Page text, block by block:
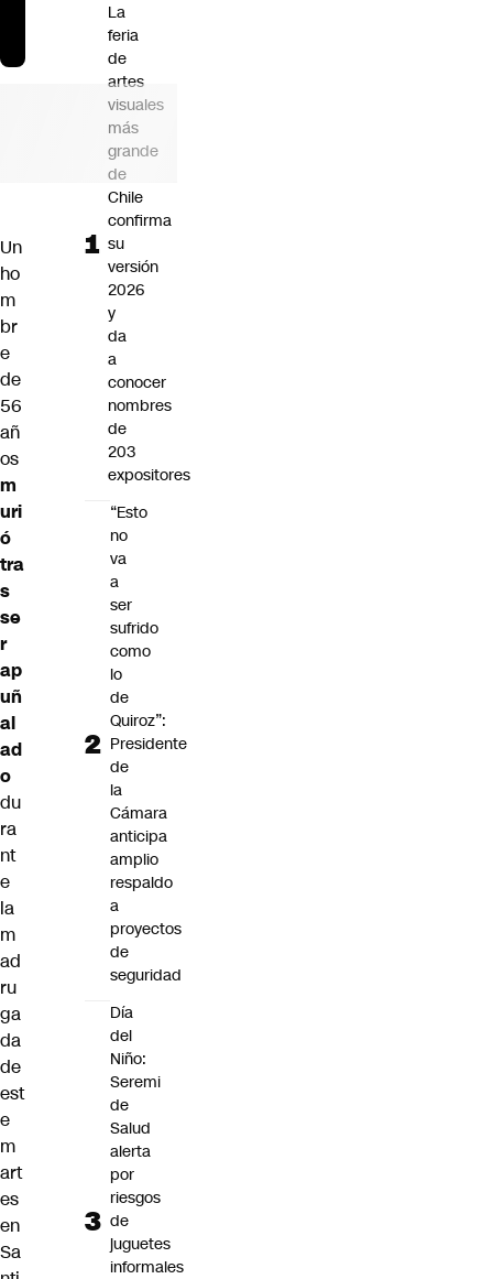
Un
ho
m
br
e
de
56
añ
os
m
uri
ó
tra
s
se
r
ap
uñ
al
ad
o
du
ra
nt
e
la
m
ad
ru
ga
da
de
est
e
m
art
es
en
Sa
La
feria
de
artes
visuales
más
grande
de
Chile
confirma
su
versión
2026
y
da
a
conocer
nombres
de
203
expositores
“Esto
no
va
a
ser
sufrido
como
lo
de
Quiroz”:
Presidente
de
la
Cámara
anticipa
amplio
respaldo
a
proyectos
de
seguridad
Día
del
Niño:
Seremi
de
Salud
alerta
por
riesgos
de
juguetes
informales